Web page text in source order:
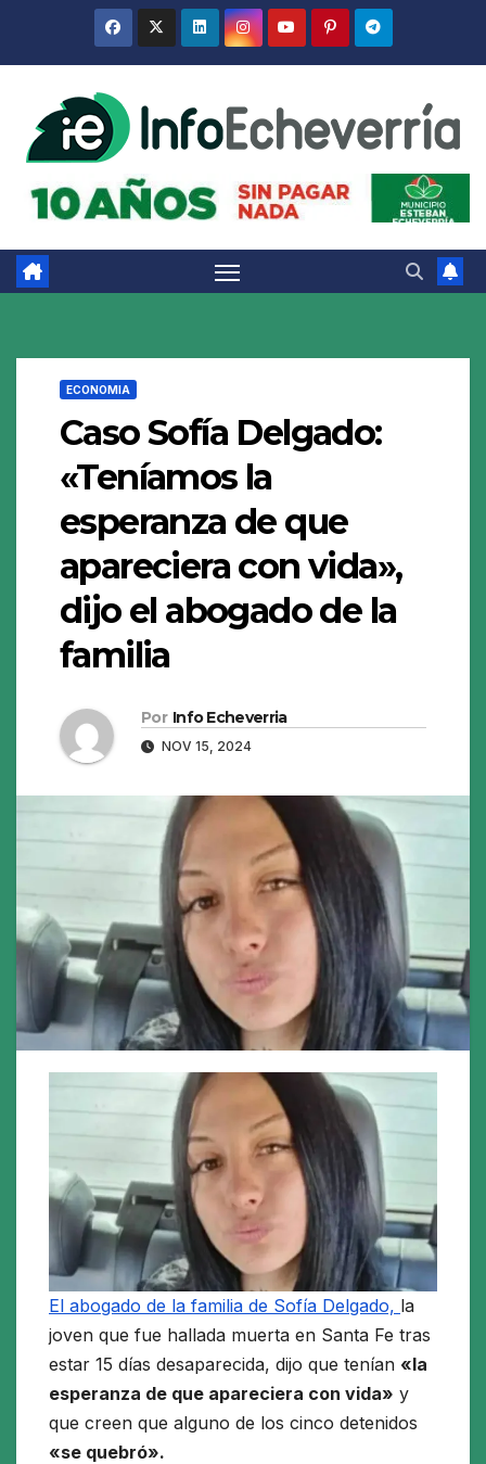
ECONOMIA
Caso Sofía Delgado:
«Teníamos la
esperanza de que
apareciera con vida»,
dijo el abogado de la
familia
Por Info Echeverria
NOV 15, 2024
El abogado de la familia de Sofía Delgado, la
joven que fue hallada muerta en Santa Fe tras
estar 15 días desaparecida, dijo que tenían «la
esperanza de que apareciera con vida» y
que creen que alguno de los cinco detenidos
«se quebró».